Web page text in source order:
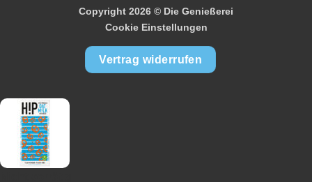
Copyright 2026 © Die Genießerei
Cookie Einstellungen
Vertrag widerrufen